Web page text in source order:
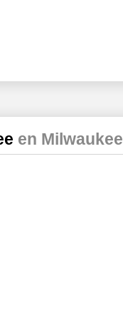
en Milwaukee